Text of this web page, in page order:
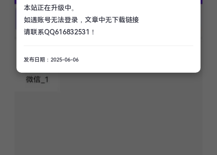
本站正在升级中。
如遇账号无法登录，文章中无下载链接
请联系QQ616832531！
发布日期：2025-06-06